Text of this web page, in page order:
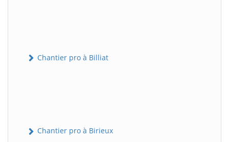
Chantier pro à Billiat
Chantier pro à Birieux